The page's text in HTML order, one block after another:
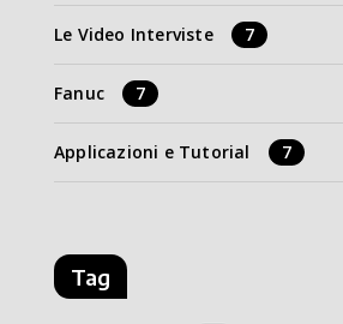
Le Video Interviste 7
Fanuc 7
Applicazioni e Tutorial 7
Tag